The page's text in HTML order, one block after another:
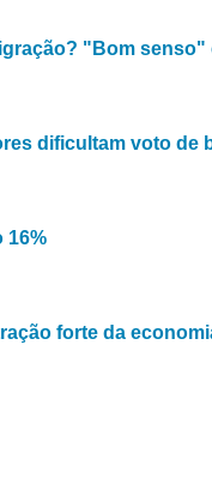
"Bom
dificultam voto de
16%
forte da